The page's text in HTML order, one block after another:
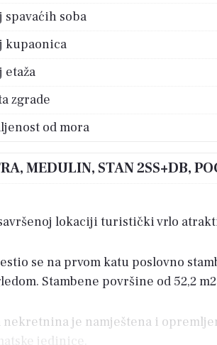
spavaćih soba
kupaonica
etaža
zgrade
od mora
MEDULIN, STAN 2SS+DB,
lokaciji turistički vrlo
se na prvom katu poslovno
Stambene površine od 52,2
nekretnina je namještena i
jedinice.